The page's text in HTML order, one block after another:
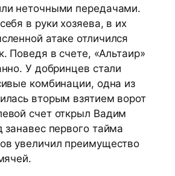
неточными передачами.
в руки хозяева, в их
атаке отличился
Поведя в счете, «Альтаир»
У добринцев стали
комбинации, одна из
вторым взятием ворот
счет открыл Вадим
занавес первого тайма
увеличил преимущество